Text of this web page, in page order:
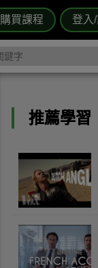
購買課程 登入
推薦學習